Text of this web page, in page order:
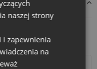
naszej strony
i zapewnienia
na